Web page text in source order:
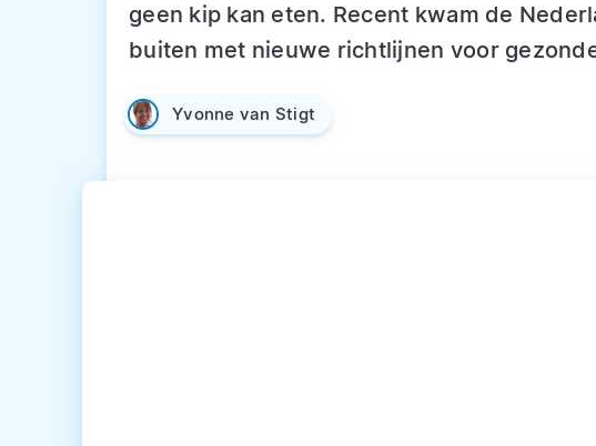
geen kip kan eten. Recent kwam de
buiten met nieuwe richtlijnen voor
Yvonne van Stigt